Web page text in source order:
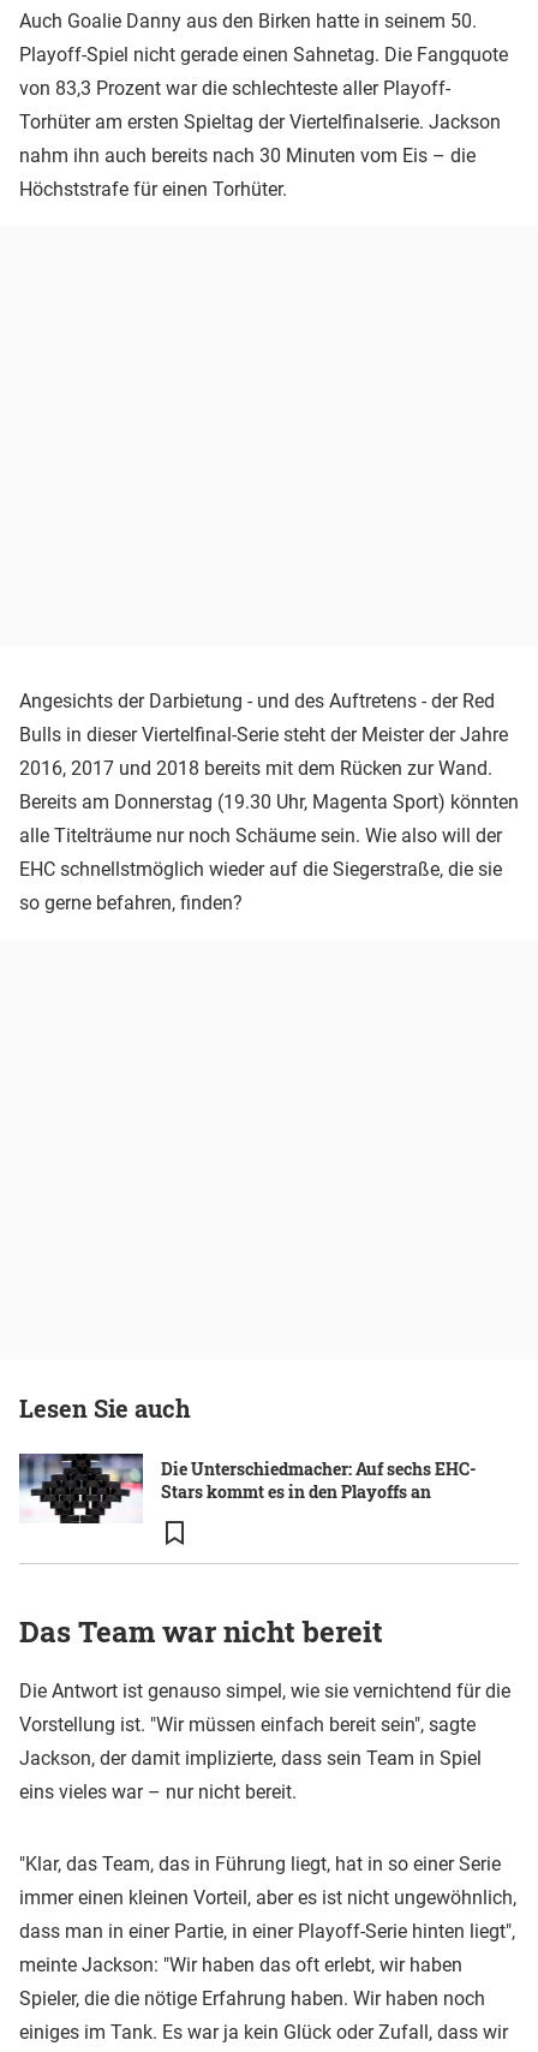
Auch Goalie Danny aus den Birken hatte in seinem 50.
Playoff-Spiel nicht gerade einen Sahnetag. Die Fangquote
von 83,3 Prozent war die schlechteste aller Playoff-
Torhüter am ersten Spieltag der Viertelfinalserie. Jackson
nahm ihn auch bereits nach 30 Minuten vom Eis – die
Höchststrafe für einen Torhüter.
Angesichts der Darbietung - und des Auftretens - der Red
Bulls in dieser Viertelfinal-Serie steht der Meister der Jahre
2016, 2017 und 2018 bereits mit dem Rücken zur Wand.
Bereits am Donnerstag (19.30 Uhr, Magenta Sport) könnten
alle Titelträume nur noch Schäume sein. Wie also will der
EHC schnellstmöglich wieder auf die Siegerstraße, die sie
so gerne befahren, finden?
Lesen Sie auch
Die Unterschiedmacher: Auf sechs EHC-
Stars kommt es in den Playoffs an
Das Team war nicht bereit
Die Antwort ist genauso simpel, wie sie vernichtend für die
Vorstellung ist. "Wir müssen einfach bereit sein", sagte
Jackson, der damit implizierte, dass sein Team in Spiel
eins vieles war – nur nicht bereit.
"Klar, das Team, das in Führung liegt, hat in so einer Serie
immer einen kleinen Vorteil, aber es ist nicht ungewöhnlich,
dass man in einer Partie, in einer Playoff-Serie hinten liegt",
meinte Jackson: "Wir haben das oft erlebt, wir haben
Spieler, die die nötige Erfahrung haben. Wir haben noch
einiges im Tank. Es war ja kein Glück oder Zufall, dass wir